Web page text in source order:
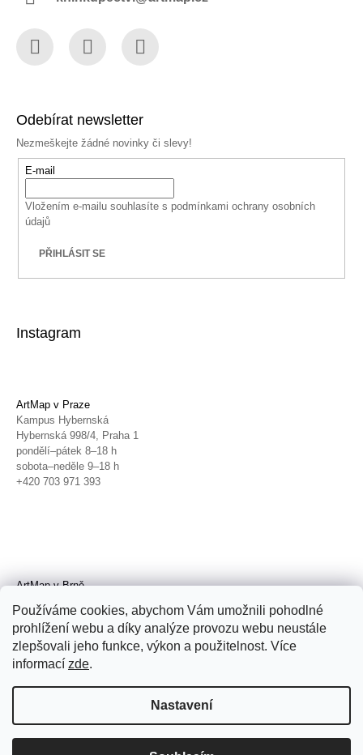
Používáme cookies, abychom Vám umožnili pohodlné
prohlížení webu a díky analýze provozu webu neustále
zlepšovali jeho funkce, výkon a použitelnost. Více
informací zde.
Nastavení
Odebírat newsletter
Nezmeškejte žádné novinky či slevy!
E-mail
Vložením e-mailu souhlasíte s podmínkami ochrany osobních
údajů
PŘIHLÁSIT SE
Instagram
ArtMap v Praze
Kampus Hybernská
Hybernská 998/4, Praha 1
pondělí–pátek 8–18 h
sobota–neděle 9–18 h
+420 703 971 393
ArtMap v Brně
Radnická 4, Brno
úterý–pátek 11–19 h
sobota 14–19 h
+420 702 152 298